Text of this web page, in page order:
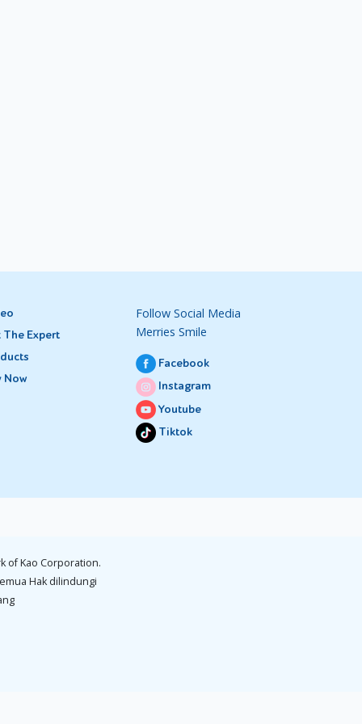
The Expert
Now
Follow Social Media
Merries Smile
Facebook
Instagram
Youtube
Tiktok
of Kao Corporation.
Hak dilindungi